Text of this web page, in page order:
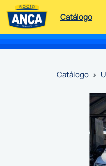
Catálogo
catálogo